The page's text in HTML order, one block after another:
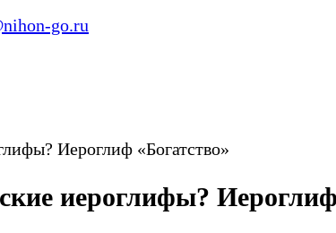
go.ru
Иероглиф «Богатство»
иероглифы?